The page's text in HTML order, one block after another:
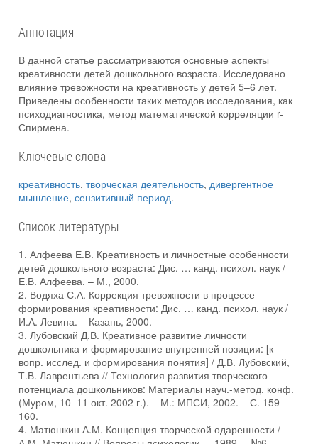
Аннотация
В данной статье рассматриваются основные аспекты
креативности детей дошкольного возраста. Исследовано
влияние тревожности на креативность у детей 5–6 лет.
Приведены особенности таких методов исследования, как
психодиагностика, метод математической корреляции r-
Спирмена.
Ключевые слова
креативность, творческая деятельность, дивергентное
мышление, сензитивный период.
Список литературы
1. Алфеева Е.В. Креативность и личностные особенности
детей дошкольного возраста: Дис. … канд. психол. наук /
Е.В. Алфеева. – М., 2000.
2. Водяха С.А. Коррекция тревожности в процессе
формирования креативности: Дис. … канд. психол. наук /
И.А. Левина. – Казань, 2000.
3. Лубовский Д.В. Креативное развитие личности
дошкольника и формирование внутренней позиции: [к
вопр. исслед. и формирования понятия] / Д.В. Лубовский,
Т.В. Лаврентьева // Технология развития творческого
потенциала дошкольников: Материалы науч.-метод. конф.
(Муром, 10–11 окт. 2002 г.). – М.: МПСИ, 2002. – С. 159–
160.
4. Матюшкин А.М. Концепция творческой одаренности /